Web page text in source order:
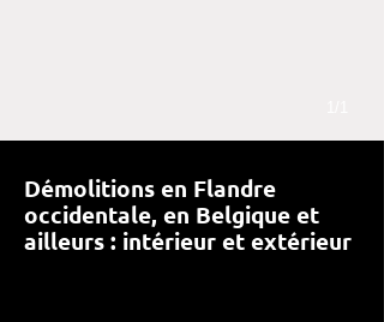
Démolitions en Flandre
occidentale, en Belgique et
ailleurs : intérieur et extérieur